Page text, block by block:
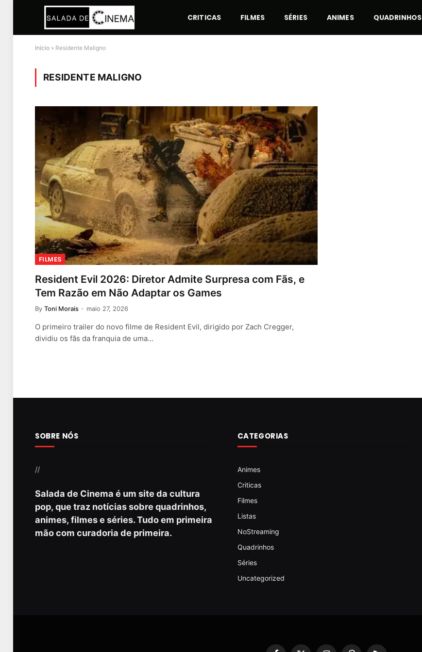
CRITICAS FILMES SÉRIES ANIMES QUADRINHOS
Início » Residente Maligno
RESIDENTE MALIGNO
FILMES
Resident Evil 2026: Diretor Admite Surpresa com Fãs, e
Tem Razão em Não Adaptar os Games
By Toni Morais maio 27, 2026
O primeiro trailer do novo filme de Resident Evil, dirigido por Zach Cregger,
dividiu os fãs da franquia de uma…
SOBRE NÓS
//
Salada de Cinema é um site da cultura
pop, que traz notícias sobre quadrinhos,
animes, filmes e séries. Tudo em primeira
mão com curadoria de primeira.
CATEGORIAS
Animes
Criticas
Filmes
Listas
NoStreaming
Quadrinhos
Séries
Uncategorized